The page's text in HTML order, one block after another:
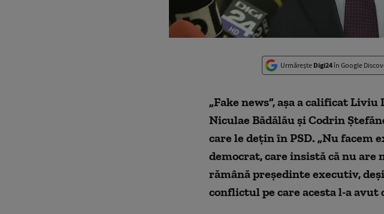
Urmărește Digi24în Google
„Fake news”, aşa a calificat
Niculae Bădălău şi Codrin
care le deţin în PSD. „Nu facem
democrat, care insistă că nu are
rămână preşedinte executiv,
conflictul pe care acesta l-a avut